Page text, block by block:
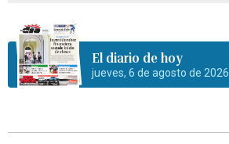
El diario de hoy
jueves, 6 de agosto de 2026